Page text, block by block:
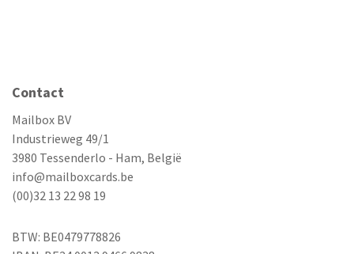
Contact
Mailbox BV
Industrieweg 49/1
3980 Tessenderlo - Ham, België
info@mailboxcards.be
(00)32 13 22 98 19
BTW: BE0479778826